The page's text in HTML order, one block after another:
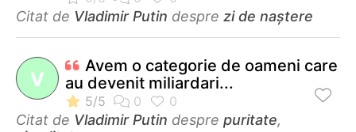
Citat de Vladimir Putin despre zi de naștere
V
Avem o categorie de oameni care
au devenit miliardari...
Citat de Vladimir Putin despre puritate,